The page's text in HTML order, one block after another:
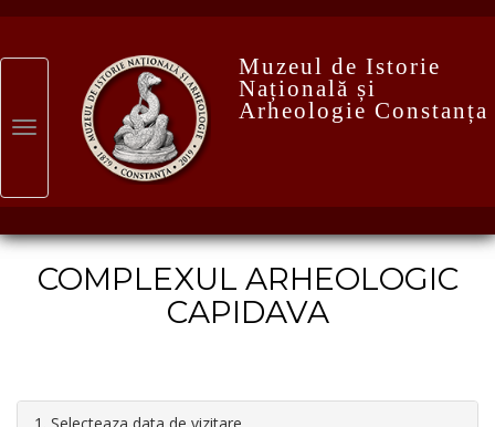
Muzeul de Istorie
Națională și
Arheologie Constanța
COMPLEXUL ARHEOLOGIC
CAPIDAVA